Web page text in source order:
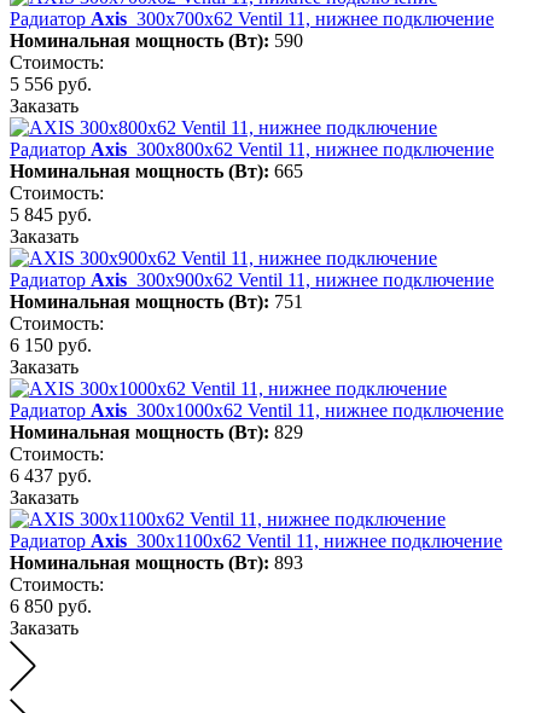
Радиатор Axis 300х700х62 Ventil 11, нижнее подключение
Номинальная мощность (Вт): 590
Стоимость:
5 556 руб.
Заказать
Радиатор Axis 300х800х62 Ventil 11, нижнее подключение
Номинальная мощность (Вт): 665
Стоимость:
5 845 руб.
Заказать
Радиатор Axis 300х900х62 Ventil 11, нижнее подключение
Номинальная мощность (Вт): 751
Стоимость:
6 150 руб.
Заказать
Радиатор Axis 300х1000х62 Ventil 11, нижнее подключение
Номинальная мощность (Вт): 829
Стоимость:
6 437 руб.
Заказать
Радиатор Axis 300х1100х62 Ventil 11, нижнее подключение
Номинальная мощность (Вт): 893
Стоимость:
6 850 руб.
Заказать